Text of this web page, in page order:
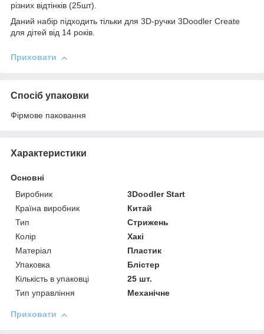
різних відтінків (25шт).
Даний набір підходить тільки для 3D-ручки 3Doodler Create
для дітей від 14 років.
Приховати
Спосіб упаковки
Фірмове паковання
Характеристики
Основні
Виробник
3Doodler Start
Країна виробник
Китай
Тип
Стрижень
Колір
Хакі
Матеріал
Пластик
Упаковка
Блістер
Кількість в упаковці
25 шт.
Тип управління
Механічне
Приховати